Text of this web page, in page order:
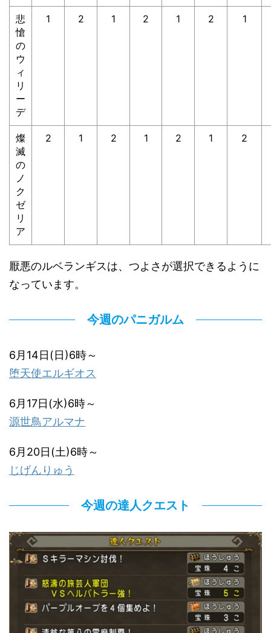
悲
愴
の
ウ
ィ
リ
ー
デ
1 2 1 2 1 2 1
燦
滅
の
ノ
ク
ゼ
リ
ア
2 1 2 1 2 1 2
厭悪のルベランギスは、つよさが選択できるように
なっています。
今週のパニガルム
6月14日(日)6時～
堕天使エルギオス
6月17日(水)6時～
源世鳥アルマナ
6月20日(土)6時～
じげんりゅう
今週の達人クエスト